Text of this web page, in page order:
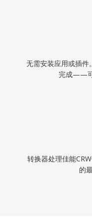
无需安装应用或插件
完成——可
转换器处理佳能
的